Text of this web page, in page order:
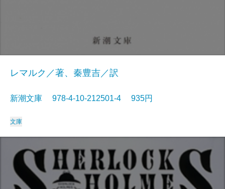
レマルク／著、秦豊吉／訳
新潮文庫 978-4-10-212501-4 935円
文庫